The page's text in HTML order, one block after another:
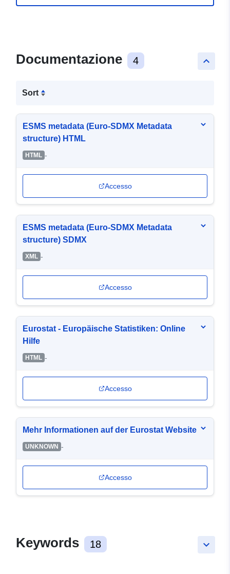
keyboard_arrow_up
Documentazione 4
Sort
ESMS metadata (Euro-SDMX Metadata
structure) HTML
HTML -
Accesso
ESMS metadata (Euro-SDMX Metadata
structure) SDMX
XML -
Accesso
Eurostat - Europäische Statistiken: Online
Hilfe
HTML -
Accesso
Mehr Informationen auf der Eurostat Website
UNKNOWN -
Accesso
keyboard_arrow_down
Keywords 18